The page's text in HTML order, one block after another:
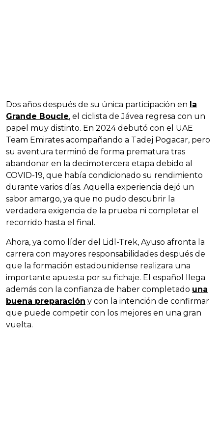
Dos años después de su única participación en la
Grande Boucle, el ciclista de Jávea regresa con un
papel muy distinto. En 2024 debutó con el UAE
Team Emirates acompañando a Tadej Pogacar, pero
su aventura terminó de forma prematura tras
abandonar en la decimotercera etapa debido al
COVID-19, que había condicionado su rendimiento
durante varios días. Aquella experiencia dejó un
sabor amargo, ya que no pudo descubrir la
verdadera exigencia de la prueba ni completar el
recorrido hasta el final.
Ahora, ya como líder del Lidl-Trek, Ayuso afronta la
carrera con mayores responsabilidades después de
que la formación estadounidense realizara una
importante apuesta por su fichaje. El español llega
además con la confianza de haber completado una
buena preparación y con la intención de confirmar
que puede competir con los mejores en una gran
vuelta.